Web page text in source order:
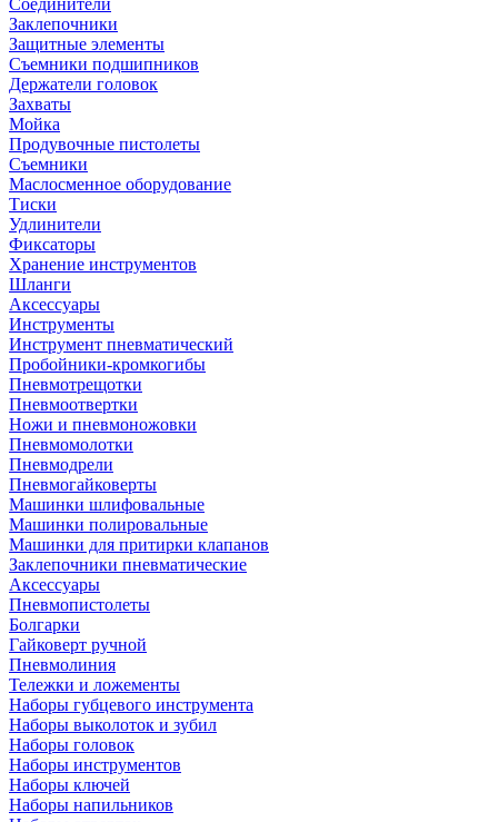
Соединители
Заклепочники
Защитные элементы
Съемники подшипников
Держатели головок
Захваты
Мойка
Продувочные пистолеты
Съемники
Маслосменное оборудование
Тиски
Удлинители
Фиксаторы
Хранение инструментов
Шланги
Аксессуары
Инструменты
Инструмент пневматический
Пробойники-кромкогибы
Пневмотрещотки
Пневмоотвертки
Ножи и пневмоножовки
Пневмомолотки
Пневмодрели
Пневмогайковерты
Машинки шлифовальные
Машинки полировальные
Машинки для притирки клапанов
Заклепочники пневматические
Аксессуары
Пневмопистолеты
Болгарки
Гайковерт ручной
Пневмолиния
Тележки и ложементы
Наборы губцевого инструмента
Наборы выколоток и зубил
Наборы головок
Наборы инструментов
Наборы ключей
Наборы напильников